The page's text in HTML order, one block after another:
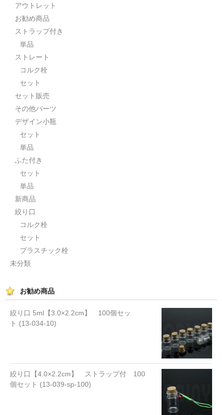
アウトレット
お勧め商品
ストラップ付き
単品
ストレート
コルク栓
セット
セット販売
その他パーツ
デザイン小瓶
セット
単品
ふた付き
セット
単品
新商品
絞り口
コルク栓
セット
プラスチック栓
未分類
お勧め商品
絞り口 5ml【3.0×2.2cm】 100個セッ
ト (13-034-10)
絞り口【4.0×2.2cm】 ストラップ付 100
個セット (13-039-sp-100)